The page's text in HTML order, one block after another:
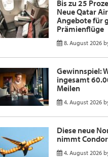
Bis zu 25
Neue Qatar
Angebote für
Prämienflüge
8. August 2026
Gewinnspiel:
ingesamt
Meilen
4. August 2026
Diese neue
nimmt
4. August 2026